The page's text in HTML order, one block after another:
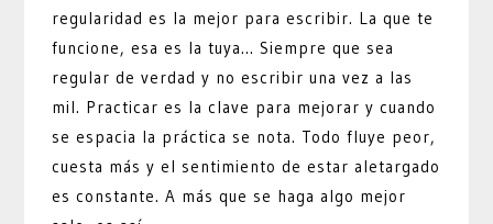
regularidad es la mejor para escribir. La que te
funcione, esa es la tuya… Siempre que sea
regular de verdad y no escribir una vez a las
mil. Practicar es la clave para mejorar y cuando
se espacia la práctica se nota. Todo fluye peor,
cuesta más y el sentimiento de estar aletargado
es constante. A más que se haga algo mejor